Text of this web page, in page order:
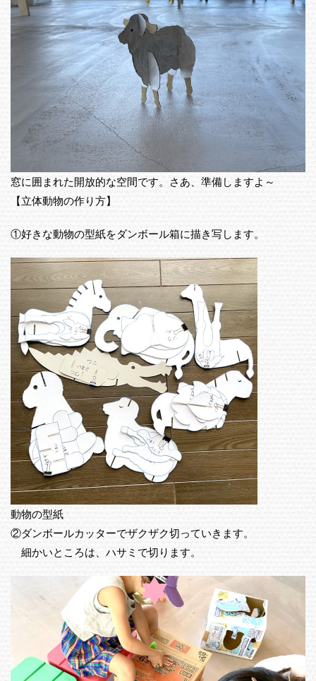
窓に囲まれた開放的な空間です。さあ、準備しますよ～
【立体動物の作り方】
①好きな動物の型紙をダンボール箱に描き写します。
動物の型紙
②ダンボールカッターでザクザク切っていきます。
細かいところは、ハサミで切ります。